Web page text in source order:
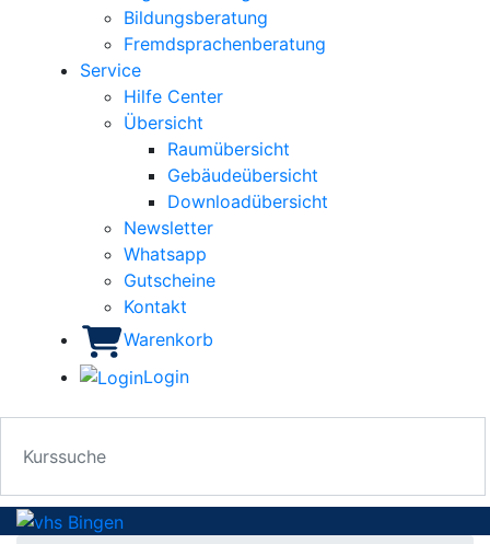
Bildungsberatung
Fremdsprachenberatung
Service
Hilfe Center
Übersicht
Raumübersicht
Gebäudeübersicht
Downloadübersicht
Newsletter
Whatsapp
Gutscheine
Kontakt
Warenkorb
Login